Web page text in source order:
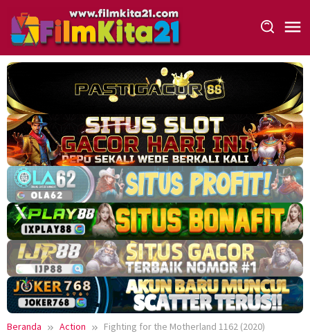
konten
Beranda Action
Fighting for the Motherland 1162 (2020)